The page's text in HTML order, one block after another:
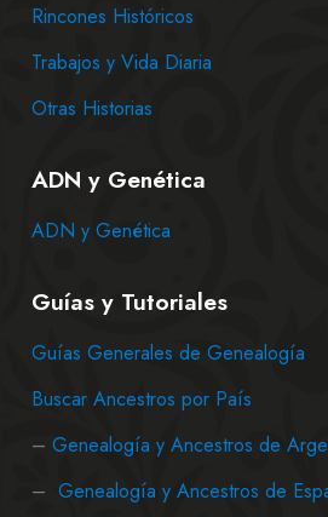
Rincones Históricos
Trabajos y Vida Diaria
Otras Historias
ADN y Genética
ADN y Genética
Guías y Tutoriales
Guías Generales de Genealogía
Buscar Ancestros por País
– Genealogía y Ancestros de
– Genealogía y Ancestros de